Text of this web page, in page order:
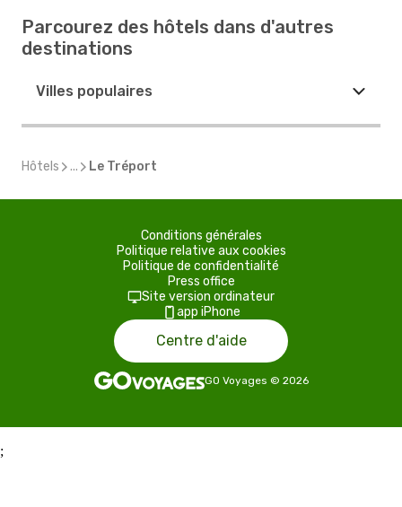
Parcourez des hôtels dans d'autres
destinations
Villes populaires
Hôtels ... Le Tréport
Conditions générales
Politique relative aux cookies
Politique de confidentialité
Press office
Site version ordinateur
app iPhone
Centre d'aide
GO Voyages © 2026
;